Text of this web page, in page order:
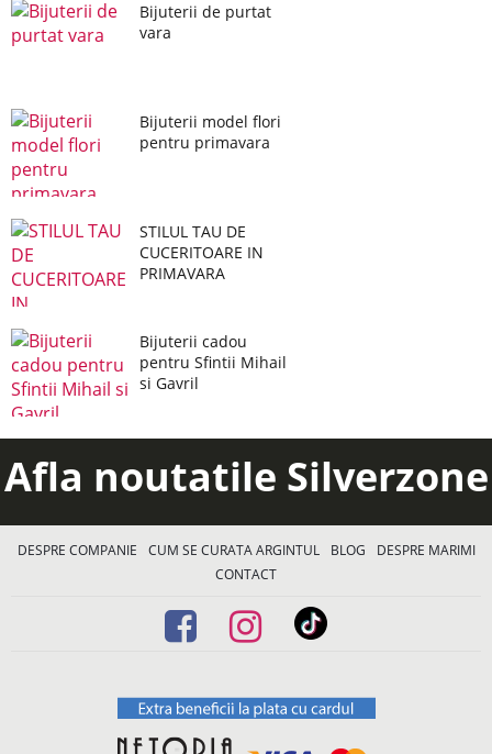
Bijuterii de purtat
vara
Bijuterii model flori
pentru primavara
STILUL TAU DE
CUCERITOARE IN
PRIMAVARA
Bijuterii cadou
pentru Sfintii Mihail
si Gavril
Afla noutatile Silverzone
DESPRE COMPANIE CUM SE CURATA ARGINTUL BLOG
DESPRE MARIMI
CONTACT